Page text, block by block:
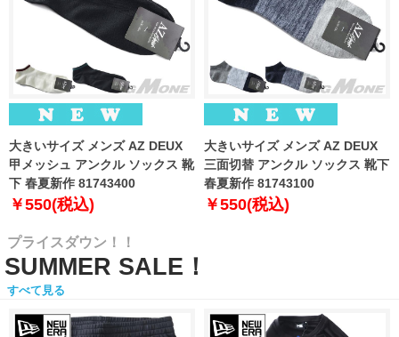
大きいサイズ メンズ AZ DEUX
甲メッシュ アンクル ソックス 靴
下 春夏新作 81743400
￥550(税込)
大きいサイズ メンズ AZ DEUX
三面切替 アンクル ソックス 靴下
春夏新作 81743100
￥550(税込)
プライスダウン！！
SUMMER SALE！
すべて見る